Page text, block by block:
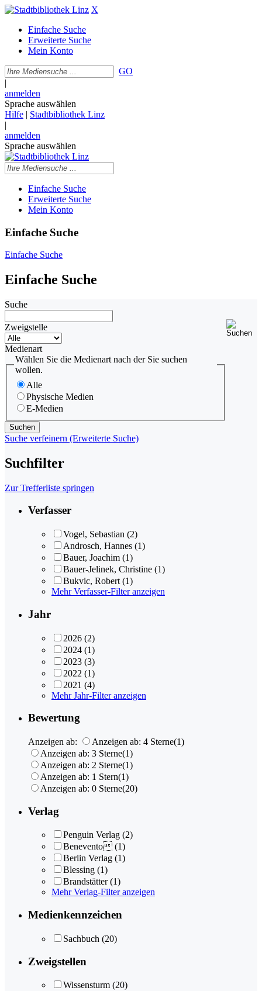
X
Einfache Suche
Erweiterte Suche
Mein Konto
GO
|
anmelden
Sprache auswählen
Hilfe | Stadtbibliothek Linz
|
anmelden
Sprache auswählen
Einfache Suche
Erweiterte Suche
Mein Konto
Einfache Suche
Einfache Suche
Einfache Suche
Suche
Zweigstelle
Medienart
Wählen Sie die Medienart nach der Sie suchen
wollen.
Alle
Physische Medien
E-Medien
Suche verfeinern (Erweiterte Suche)
Suchfilter
Zur Trefferliste springen
Verfasser
Vogel, Sebastian (2)
Androsch, Hannes (1)
Bauer, Joachim (1)
Bauer-Jelinek, Christine (1)
Bukvic, Robert (1)
Mehr Verfasser-Filter anzeigen
Jahr
2026 (2)
2024 (1)
2023 (3)
2022 (1)
2021 (4)
Mehr Jahr-Filter anzeigen
Bewertung
Anzeigen ab: Anzeigen ab: 4 Sterne(1)
Anzeigen ab: 3 Sterne(1)
Anzeigen ab: 2 Sterne(1)
Anzeigen ab: 1 Stern(1)
Anzeigen ab: 0 Sterne(20)
Verlag
Penguin Verlag (2)
Benevento (1)
Berlin Verlag (1)
Blessing (1)
Brandstätter (1)
Mehr Verlag-Filter anzeigen
Medienkennzeichen
Sachbuch (20)
Zweigstellen
Wissensturm (20)